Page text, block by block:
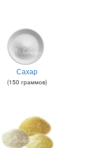
Сахар
(150 граммов)